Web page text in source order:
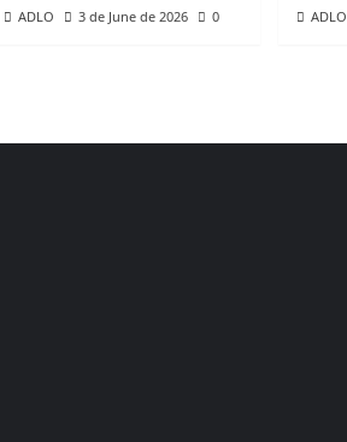
ADLO 3 de June de 2026 0 ADLO